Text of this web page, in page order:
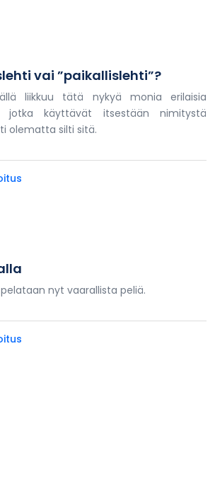
vai ”paikallislehti”?
liikkuu tätä nykyä monia erilaisia
jotka käyttävät itsestään nimitystä
olematta silti sitä.
nyt vaarallista peliä.